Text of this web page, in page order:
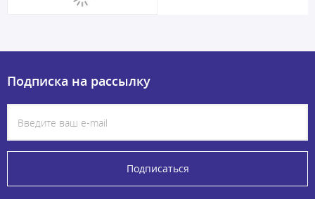
Подписка на рассылку
Подписаться